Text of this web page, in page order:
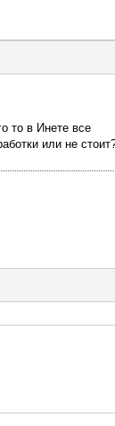
то в Инете все
или не